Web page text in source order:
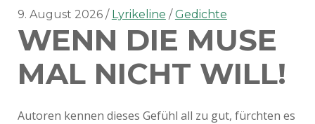
9. August 2026 Lyrikeline Gedichte
WENN DIE MUSE
MAL NICHT WILL!
Autoren kennen dieses Gefühl all zu gut, fürchten es